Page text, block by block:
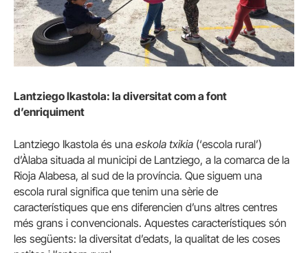
Lantziego Ikastola: la diversitat com a font
d’enriquiment
Lantziego Ikastola és una eskola txikia (‘escola rural’)
d’Àlaba situada al municipi de Lantziego, a la comarca de la
Rioja Alabesa, al sud de la província. Que siguem una
escola rural significa que tenim una sèrie de
característiques que ens diferencien d’uns altres centres
més grans i convencionals. Aquestes característiques són
les següents: la diversitat d’edats, la qualitat de les coses